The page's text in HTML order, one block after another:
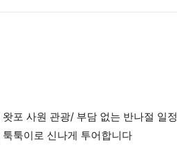
포 사원 관광/ 부담 없는 반나절 일정
툭이로 신나게 투어합니다